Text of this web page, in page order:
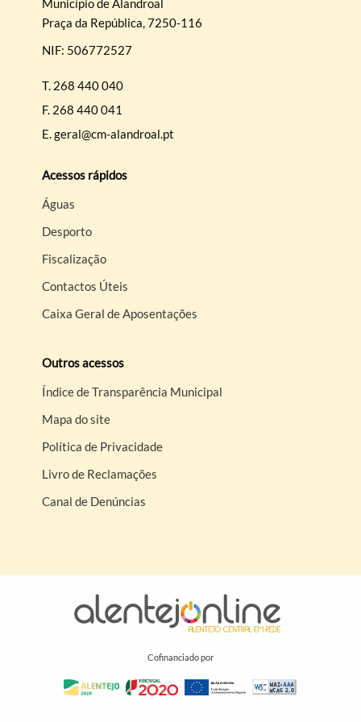
Município de Alandroal
Praça da República, 7250-116
NIF: 506772527
T. 268 440 040
F. 268 440 041
E.geral@cm-alandroal.pt
Acessos rápidos
Águas
Desporto
Fiscalização
Contactos Úteis
Caixa Geral de Aposentações
Outros acessos
Índice de Transparência Municipal
Mapa do site
Política de Privacidade
Livro de Reclamações
Canal de Denúncias
Cofinanciado por